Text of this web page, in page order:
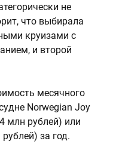
не
что выбирала
круизами с
и второй
месячного
Norwegian Joy
млн рублей) или
за год.